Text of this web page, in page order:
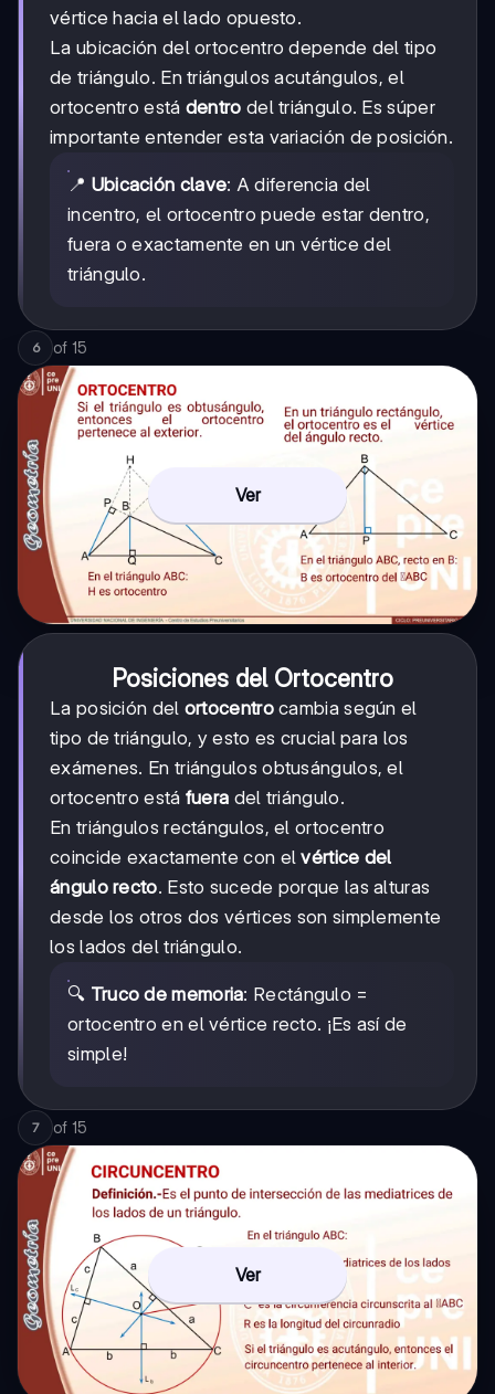
vértice hacia el lado opuesto.
La ubicación del ortocentro depende del tipo
de triángulo. En triángulos acutángulos, el
ortocentro está dentro del triángulo. Es súper
importante entender esta variación de posición.
📍 Ubicación clave: A diferencia del
incentro, el ortocentro puede estar dentro,
fuera o exactamente en un vértice del
triángulo.
6 of 15
Ver
Posiciones del Ortocentro
La posición del ortocentrocambia según el
tipo de triángulo, y esto es crucial para los
exámenes. En triángulos obtusángulos, el
ortocentro está fuera del triángulo.
En triángulos rectángulos, el ortocentro
coincide exactamente con elvértice del
ángulo recto. Esto sucede porque las alturas
desde los otros dos vértices son simplemente
los lados del triángulo.
🔍 Truco de memoria: Rectángulo =
ortocentro en el vértice recto. ¡Es así de
simple!
7 of 15
Ver